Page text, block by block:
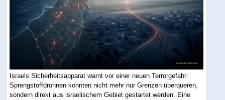
Israels Sicherheitsapparat warnt vor einer neuen Terrorgefahr:
Sprengstoffdrohnen könnten nicht mehr nur Grenzen überqueren,
sondern direkt aus israelischem Gebiet gestartet werden. Eine